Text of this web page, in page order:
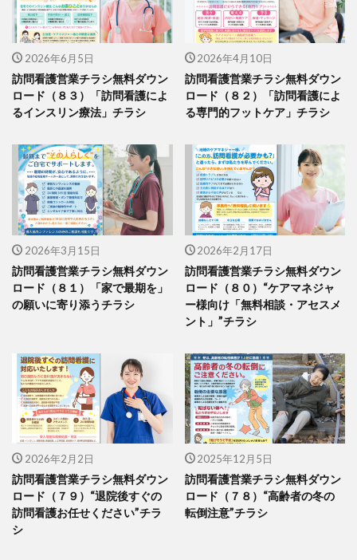
2026年6月5日
訪問看護営業チラシ無料ダウン
ロード（８３）「訪問看護によ
るインスリン療法」チラシ
2026年4月10日
訪問看護営業チラシ無料ダウン
ロード（８２）「訪問看護によ
る専門的フットケア」チラシ
2026年3月15日
訪問看護営業チラシ無料ダウン
ロード（８１）「家で最期を」
の願いに寄り添うチラシ
2026年2月17日
訪問看護営業チラシ無料ダウン
ロード（８０）“ケアマネジャ
ー様向け「無料相談・アセスメ
ント」”チラシ
2026年2月2日
訪問看護営業チラシ無料ダウン
ロード（７９）“退院後すぐの
訪問看護お任せください”チラ
シ
2025年12月5日
訪問看護営業チラシ無料ダウン
ロード（７８）“高齢者の冬の
転倒注意”チラシ